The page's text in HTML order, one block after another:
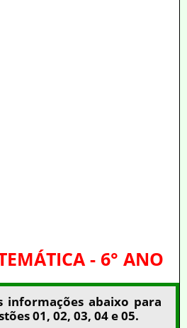
- 6° ANO
informações abaixo para
01, 02, 03, 04 e 05.